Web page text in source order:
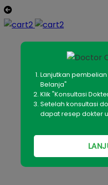
Lanjutkan
Belanja"
Klik "Konsultasi
Setelah konsultasi
dapat resep dokter